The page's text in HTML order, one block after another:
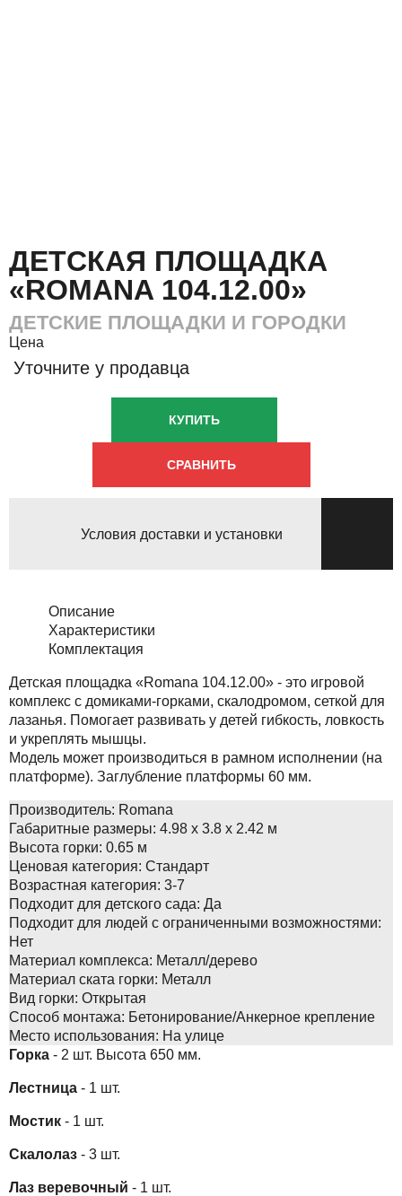
ДЕТСКАЯ ПЛОЩАДКА
«ROMANA 104.12.00»
ДЕТСКИЕ ПЛОЩАДКИ И ГОРОДКИ
Цена
Уточните у продавца
КУПИТЬ
СРАВНИТЬ
Условия доставки и установки
Описание
Характеристики
Комплектация
Детская площадка «Romana 104.12.00» - это игровой
комплекс с домиками-горками, скалодромом, сеткой для
лазанья. Помогает развивать у детей гибкость, ловкость
и укреплять мышцы.
Модель может производиться в рамном исполнении (на
платформе). Заглубление платформы 60 мм.
Производитель: Romana
Габаритные размеры: 4.98 x 3.8 x 2.42 м
Высота горки: 0.65 м
Ценовая категория: Стандарт
Возрастная категория: 3-7
Подходит для детского сада: Да
Подходит для людей с ограниченными возможностями:
Нет
Материал комплекса: Металл/дерево
Материал ската горки: Металл
Вид горки: Открытая
Способ монтажа: Бетонирование/Анкерное крепление
Место использования: На улице
Горка - 2 шт. Высота 650 мм.
Лестница - 1 шт.
Мостик - 1 шт.
Скалолаз - 3 шт.
Лаз веревочный - 1 шт.